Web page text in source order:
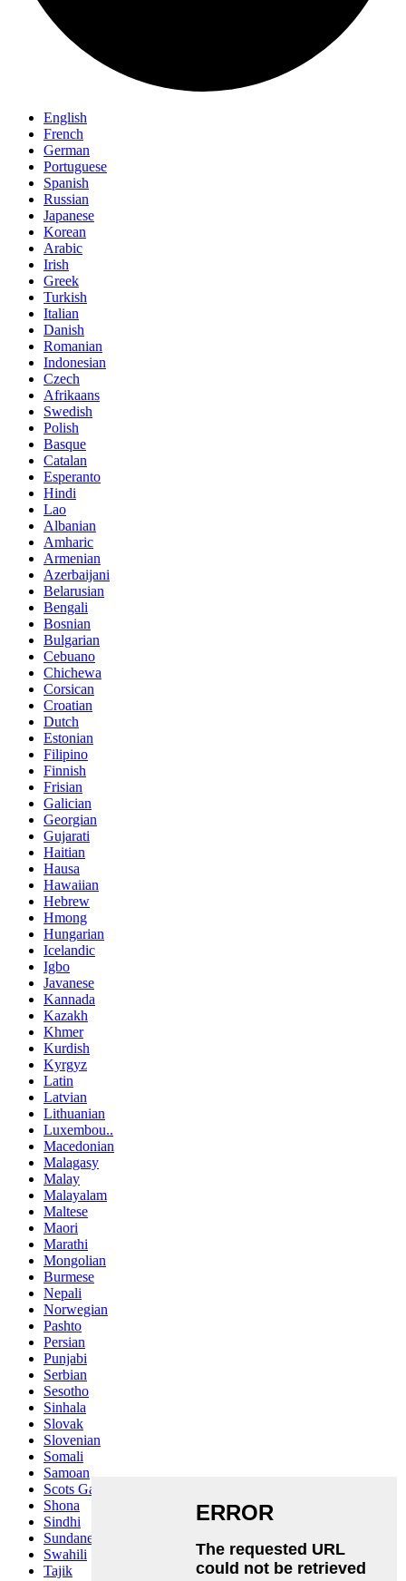
English
French
German
Portuguese
Spanish
Russian
Japanese
Korean
Arabic
Irish
Greek
Turkish
Italian
Danish
Romanian
Indonesian
Czech
Afrikaans
Swedish
Polish
Basque
Catalan
Esperanto
Hindi
Lao
Albanian
Amharic
Armenian
Azerbaijani
Belarusian
Bengali
Bosnian
Bulgarian
Cebuano
Chichewa
Corsican
Croatian
Dutch
Estonian
Filipino
Finnish
Frisian
Galician
Georgian
Gujarati
Haitian
Hausa
Hawaiian
Hebrew
Hmong
Hungarian
Icelandic
Igbo
Javanese
Kannada
Kazakh
Khmer
Kurdish
Kyrgyz
Latin
Latvian
Lithuanian
Luxembou..
Macedonian
Malagasy
Malay
Malayalam
Maltese
Maori
Marathi
Mongolian
Burmese
Nepali
Norwegian
Pashto
Persian
Punjabi
Serbian
Sesotho
Sinhala
Slovak
Slovenian
Somali
Samoan
Scots Gaelic
Shona
Sindhi
Sundanese
Swahili
Tajik